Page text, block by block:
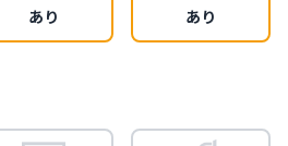
あり あり